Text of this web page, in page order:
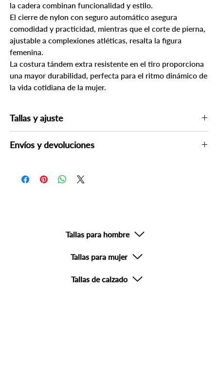
la cadera combinan funcionalidad y estilo.
El cierre de nylon con seguro automático asegura
comodidad y practicidad, mientras que el corte de pierna,
ajustable a complexiones atléticas, resalta la figura
femenina.
La costura tándem extra resistente en el tiro proporciona
una mayor durabilidad, perfecta para el ritmo dinámico de
la vida cotidiana de la mujer.
Tallas y ajuste
Envíos y devoluciones
compra el mismo día o al siguiente día hábil.
Devoluciones no aplicables en productos con descuento o
Tallas para hombre
Tallas de calzado
Tallas para mujer